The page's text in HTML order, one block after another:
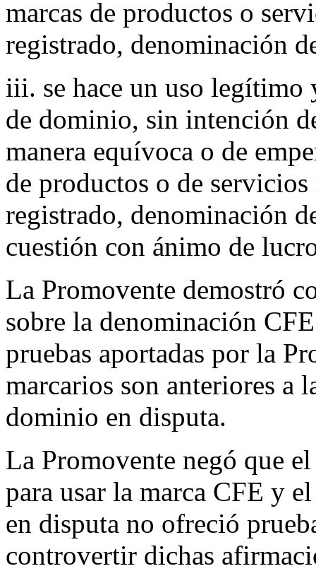
marcas de productos o
registrado, denominación
iii. se hace un uso
de dominio, sin intención
manera equívoca o de
de productos o de
registrado, denominación
cuestión con ánimo de
La Promovente demostró
sobre la denominación
pruebas aportadas por la
marcarios son anteriores a
dominio en disputa.
La Promovente negó que
para usar la marca CFE y
en disputa no ofreció
controvertir dichas